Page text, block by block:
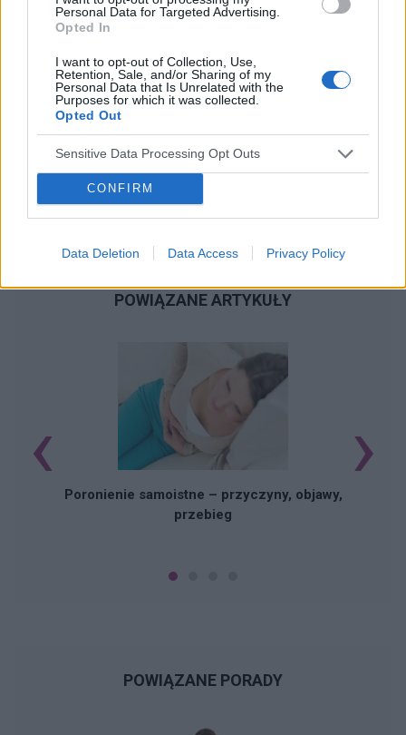
Personal Data for Targeted Advertising.
Opted In
I want to opt-out of Collection, Use,
Retention, Sale, and/or Sharing of my
Personal Data that Is Unrelated with the
Purposes for which it was collected.
Opted Out
Sensitive Data Processing Opt Outs
CONFIRM
Data Deletion Data Access Privacy Policy
POWIĄZANE ARTYKUŁY
Poronienie samoistne – przyczyny, objawy,
przebieg
‹ ›
POWIĄZANE PORADY